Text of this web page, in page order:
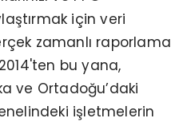
için veri
zamanlı raporlama
bu yana,
ve Ortadoğu’daki
işletmelerin